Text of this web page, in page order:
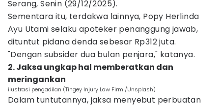
Serang, Senin (29/12/2025).
Sementara itu, terdakwa lainnya, Popy Herlinda
Ayu Utami selaku apoteker penanggung jawab,
dituntut pidana denda sebesar Rp312 juta.
"Dengan subsider dua bulan penjara," katanya.
2. Jaksa ungkap hal memberatkan dan
meringankan
ilustrasi pengadilan (Tingey Injury Law Firm /Unsplash)
Dalam tuntutannya, jaksa menyebut perbuatan